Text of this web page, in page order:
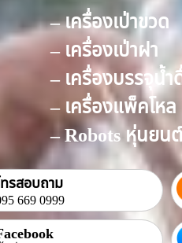
– เครื่องเป่าขวด
– เครื่องเป่าฝา
– เครื่องบรรจุน้ำ
– เครื่องแพ็คโหล
– Robots หุ่นยน
ทรสอบถาม
669 0999